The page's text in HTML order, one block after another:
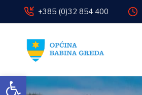
Open toolbar
+385 (0)32 854 400